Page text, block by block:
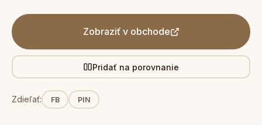
Zobraziť v obchode
Pridať na porovnanie
Zdieľať: FB PIN